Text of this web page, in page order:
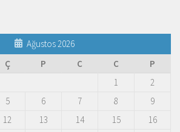
Ağustos 2026
Ç P C C
P
1
2
5 6 7 8
9
12 13 14 15
16